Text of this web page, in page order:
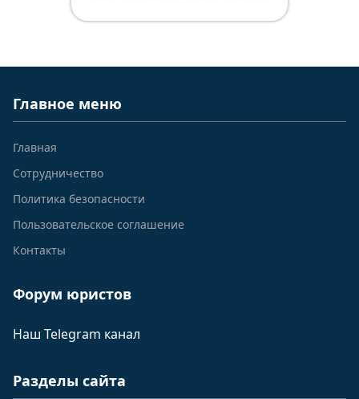
Главное меню
Главная
Сотрудничество
Политика безопасности
Пользовательское соглашение
Контакты
Форум юристов
Наш Telegram канал
Разделы сайта